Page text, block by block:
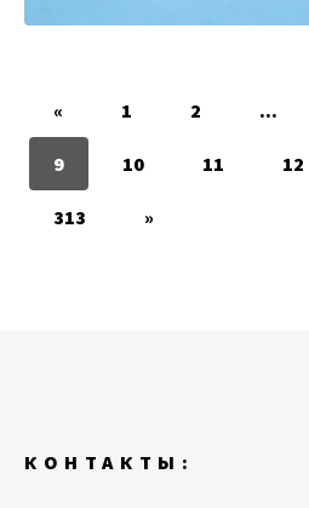
« 1 2 ...
9 10 11 12
313 »
КОНТАКТЫ: